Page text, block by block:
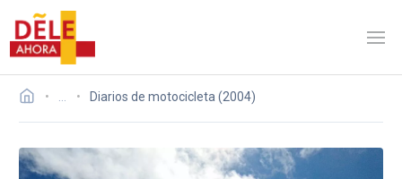
Diarios de motocicleta (2004)